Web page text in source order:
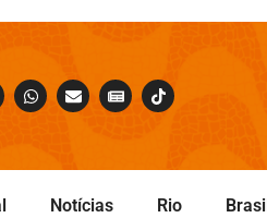
Notícias Rio Brasil